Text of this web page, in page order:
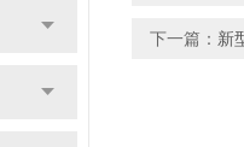
下一篇： 新